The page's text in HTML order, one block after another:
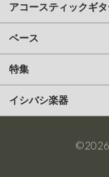
アコースティックギ
ベース
特集
イシバシ楽器
©2026